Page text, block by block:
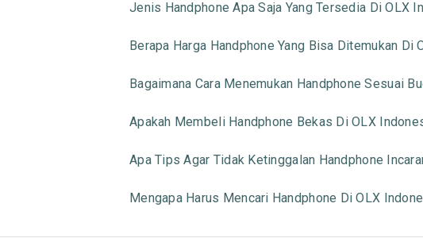
Jenis Handphone Apa Saja Yang Tersedia Di OLX
Berapa Harga Handphone Yang Bisa Ditemukan Di
Bagaimana Cara Menemukan Handphone Sesuai
Apakah Membeli Handphone Bekas Di OLX
Apa Tips Agar Tidak Ketinggalan Handphone
Mengapa Harus Mencari Handphone Di OLX